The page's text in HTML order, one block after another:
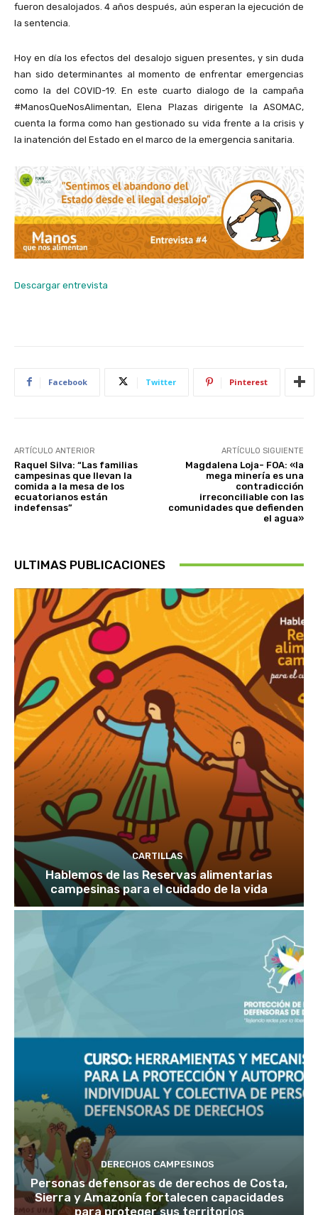
fueron desalojados. 4 años después, aún esperan la ejecución de
la sentencia.
Hoy en día los efectos del desalojo siguen presentes, y sin duda
han sido determinantes al momento de enfrentar emergencias
como la del COVID-19. En este cuarto dialogo de la campaña
#ManosQueNosAlimentan, Elena Plazas dirigente la ASOMAC,
cuenta la forma como han gestionado su vida frente a la crisis y
la inatención del Estado en el marco de la emergencia sanitaria.
Descargar entrevista
Facebook Twitter Pinterest
ARTÍCULO ANTERIOR
Raquel Silva: “Las familias
campesinas que llevan la
comida a la mesa de los
ecuatorianos están
indefensas”
ARTÍCULO SIGUIENTE
Magdalena Loja- FOA: «la
mega minería es una
contradicción
irreconciliable con las
comunidades que defienden
el agua»
ULTIMAS PUBLICACIONES
CARTILLAS
Hablemos de las Reservas alimentarias
campesinas para el cuidado de la vida
DERECHOS CAMPESINOS
Personas defensoras de derechos de Costa,
Sierra y Amazonía fortalecen capacidades
para proteger sus territorios